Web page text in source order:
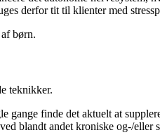
derfor tit til klienter med
børn.
teknikker.
gange finde det aktuelt at
blandt andet kroniske og-/eller